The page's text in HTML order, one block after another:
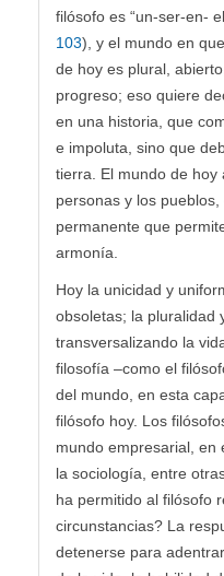
filósofo es “un-ser-en-
103), y el mundo en
de hoy es plural,
progreso; eso quiere
en una historia, que
e impoluta, sino que
tierra. El mundo de hoy
personas y los
permanente que
armonía.
Hoy la unicidad y
obsoletas; la pluralidad
transversalizando la
filosofía –como el
del mundo, en esta
filósofo hoy. Los
mundo empresarial, en
la sociología, entre
ha permitido al filósofo
circunstancias? La
detenerse para